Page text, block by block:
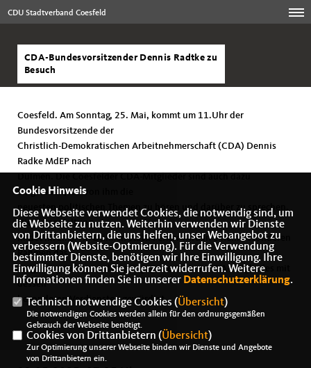
CDU Stadtverband Coesfeld
CDA-Bundesvorsitzender Dennis Radtke zu
Besuch
Coesfeld. Am Sonntag, 25. Mai, kommt um 11.Uhr der
Bundesvorsitzende der
Christlich-Demokratischen Arbeitnehmerschaft (CDA) Dennis
Radke MdEP nach
eingeladen, um von ihm die
neuesten politischen Themen zu hören und darüber zu sprechen.
Die Veranstaltung
findet im EinsA in Dülmen statt. Ferner wird in einem besonderen
Rahmen das
langjährige ehrenamtliche Engagement eines CDA-Mitgliedes mit
dessen
besonderen Verdiensten gewürdigt.
Cookie Hinweis
Diese Webseite verwendet Cookies, die notwendig sind, um
die Webseite zu nutzen. Weiterhin verwenden wir Dienste
von Drittanbietern, die uns helfen, unser Webangebot zu
verbessern (Website-Optmierung). Für die Verwendung
bestimmter Dienste, benötigen wir Ihre Einwilligung. Ihre
Einwilligung können Sie jederzeit widerrufen. Weitere
Informationen finden Sie in unserer Datenschutzerklärung.
Technisch notwendige Cookies (Übersicht)
Die notwendigen Cookies werden allein für den ordnungsgemäßen
Gebrauch der Webseite benötigt.
Cookies von Drittanbietern (Übersicht)
Zur Optimierung unserer Webseite binden wir Dienste und Angebote
von Drittanbietern ein.